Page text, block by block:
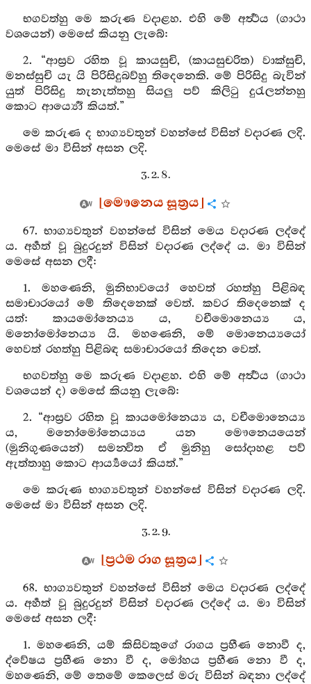
භගවත්හු මෙ කරුණ වදාළහ. එහි මේ අර්‍ත්‍ථය (ගාථා
වශයෙන්) මෙසේ කියනු ලැබේ:
2. “ආස්‍රව රහිත වූ කායසුචි, (කායසුචරිත) වාක්සුචි,
මනස්සුචි යැ යි පිරිසිදුබව්හු තිදෙනෙකි. මේ පිරිසිදු බැවින්
යුත් පිරිසිදු තැනැත්තහු සියලු පව් කිලිටු දුරැලන්නහු
කොට ආර්‍ය්‍යෝ කියත්.”
මෙ කරුණ ද භාග්‍යවතුන් වහන්සේ විසින් වදාරණ ලදි.
මෙසේ මා විසින් අසන ලදි.
3. 2. 8.
[මෞනෙය සූත්‍රය]
67. භාග්‍යවතුන් වහන්සේ විසින් මෙය වදාරණ ලද්දේ
ය. අර්‍හත් වූ බුදුරදුන් විසින් වදාරණ ලද්දේ ය. මා විසින්
මෙසේ අසන ලදී:
1. මහණෙනි, මුනිභාවයෝ හෙවත් රහත්හු පිළිබඳ
සමාචාරයෝ මේ තිදෙනෙක් වෙත්. කවර තිදෙනෙක් ද
යත්: කායමෝනෙය්‍ය ය, වචීමොනෙය්‍ය ය,
මනෝමෝනෙය්‍ය යි. මහණෙනි, මේ මොනෙය්‍යයෝ
හෙවත් රහත්හු පිළිබඳ සමාචාරයෝ තිදෙන වෙත්.
භගවත්හු මෙ කරුණ වදාළහ. එහි මේ අර්‍ත්‍ථය (ගාථා
වශයෙන් ද) මෙසේ කියනු ලැබේ:
2. “ආස්‍රව රහිත වූ කායමෝනෙය්‍ය ය, වචීමොනෙය්‍ය
ය, මනෝමෝනෙය්‍යය යන මෞනෙයයෙන්
(මුනිගුණයෙන්) සමන‍්‍විත ඒ මුනිහු සෝදාහළ පව්
ඇත්තාහු කොට ආර්‍ය්‍යයෝ කියත්.”
මෙ කරුණ භාග්‍යවතුන් වහන්සේ විසින් වදාරණ ලදි.
මෙසේ මා විසින් අසන ලදි.
3. 2. 9.
[ප්‍රථම රාග සූත්‍රය]
68. භාග්‍යවතුන් වහන්සේ විසින් මෙය වදාරණ ලද්දේ
ය. අර්‍හත් වූ බුදුරදුන් විසින් වදාරණ ලද්දේ ය. මා විසින්
මෙසේ අසන ලදී:
1. මහණෙනි, යම් කිසිවකුගේ රාගය ප්‍රහීණ නොවී ද,
ද්වේෂය ප්‍රහීණ නො වී ද, මෝහය ප්‍රහීණ නො වී ද,
මහණෙනි, මේ තෙමේ කෙලෙස් මරු විසින් බඳනා ලද්දේ